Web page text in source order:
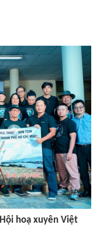
hoạ xuyên Việt